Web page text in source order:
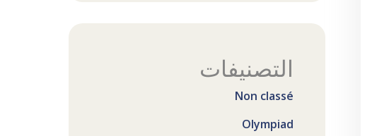
التصنيفات
Non classé
Olympiad